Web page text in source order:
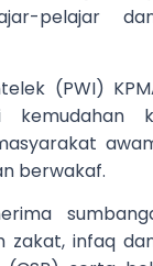
pelajar
(PWI)
kemudahan
berwakaf.
zakat, infaq